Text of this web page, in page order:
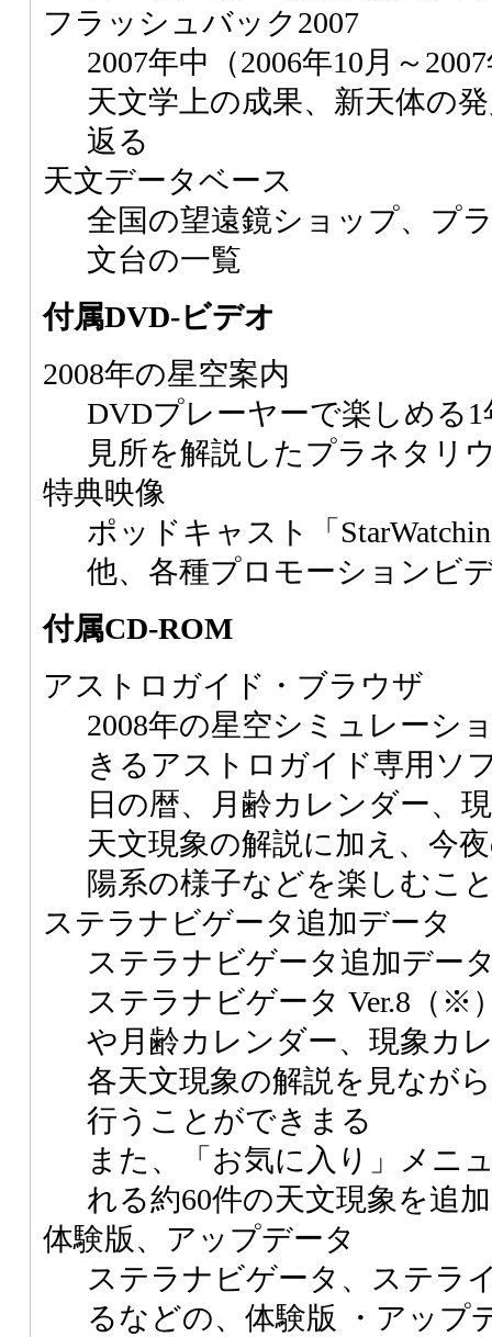
フラッシュバック2007
2007年中（2006年10月～
天文学上の成果、新天体の
返る
天文データベース
全国の望遠鏡ショップ、プ
文台の一覧
付属DVD-ビデオ
2008年の星空案内
DVDプレーヤーで楽しめる
見所を解説したプラネタリ
特典映像
ポッドキャスト「
他、各種プロモーションビ
付属CD-ROM
アストロガイド・ブラウザ
2008年の星空シミュレーシ
きるアストロガイド専用ソ
日の暦、月齢カレンダー、
天文現象の解説に加え、今
陽系の様子などを楽しむこ
ステラナビゲータ追加データ
ステラナビゲータ追加デー
ステラナビゲータ Ver.8（※
や月齢カレンダー、現象カ
各天文現象の解説を見なが
行うことができまる
また、「お気に入り」メニ
れる約60件の天文現象を追加
体験版、アップデータ
ステラナビゲータ、ステラ
るなどの、体験版 ・アップ